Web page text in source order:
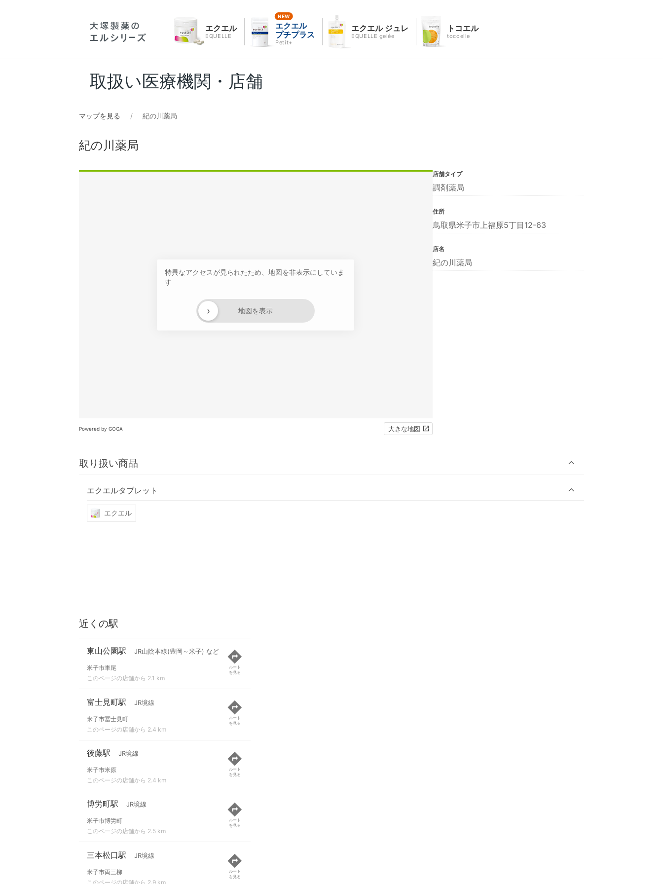
エクエル
EQUELLE
エクエル
プチプラス
Petit+
エクエル ジュレ
EQUELLE gelée
トコエル
tocoelle
取扱い医療機関・店舗
マップを見る 紀の川薬局
紀の川薬局
特異なアクセスが見られたため、地図を非表示にしていま
す
地図を表示
›
Powered by GOGA 大きな地図
取り扱い商品
エクエルタブレット
エクエル
店舗タイプ
調剤薬局
住所
鳥取県米子市上福原5丁目12-63
店名
紀の川薬局
近くの駅
東山公園駅 JR山陰本線(豊岡～米子) など
米子市車尾
このページの店舗から 2.1 km
ルート
を見る
富士見町駅 JR境線
米子市冨士見町
このページの店舗から 2.4 km
ルート
を見る
後藤駅 JR境線
米子市米原
このページの店舗から 2.4 km
ルート
を見る
博労町駅 JR境線
米子市博労町
このページの店舗から 2.5 km
ルート
を見る
三本松口駅 JR境線
米子市両三柳
このページの店舗から 2.9 km
ルート
を見る